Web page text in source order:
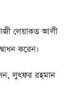
লেয়াকত আলী
করেন।
লুৎফর রহমান